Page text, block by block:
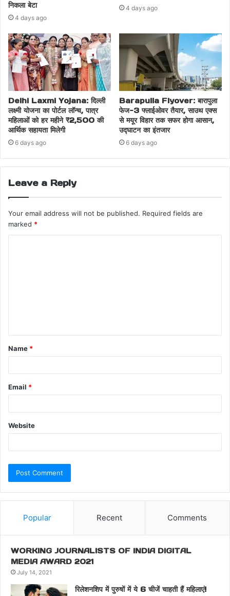
निकला बेटा
4 days ago
4 days ago
Delhi Laxmi Yojana: दिल्ली
लक्ष्मी योजना का पोर्टल लॉन्च, पात्र
महिलाओं को हर महीने ₹2,500 की
आर्थिक सहायता मिलेगी
6 days ago
Barapulla Flyover: बारापुला
फेज-3 फ्लाईओवर तैयार, साउथ एक्स
से मयूर विहार तक सफर होगा आसान,
उद्घाटन का इंतजार
6 days ago
Leave a Reply
Your email address will not be published. Required fields are
marked *
Name *
Email *
Website
Popular Recent Comments
WORKING JOURNALISTS OF INDIA DIGITAL
MEDIA AWARD 2021
July 14, 2021
रिलेशनशिप में पुरुषों में ये 6 चीजें चाहती हैं महिलाएं!